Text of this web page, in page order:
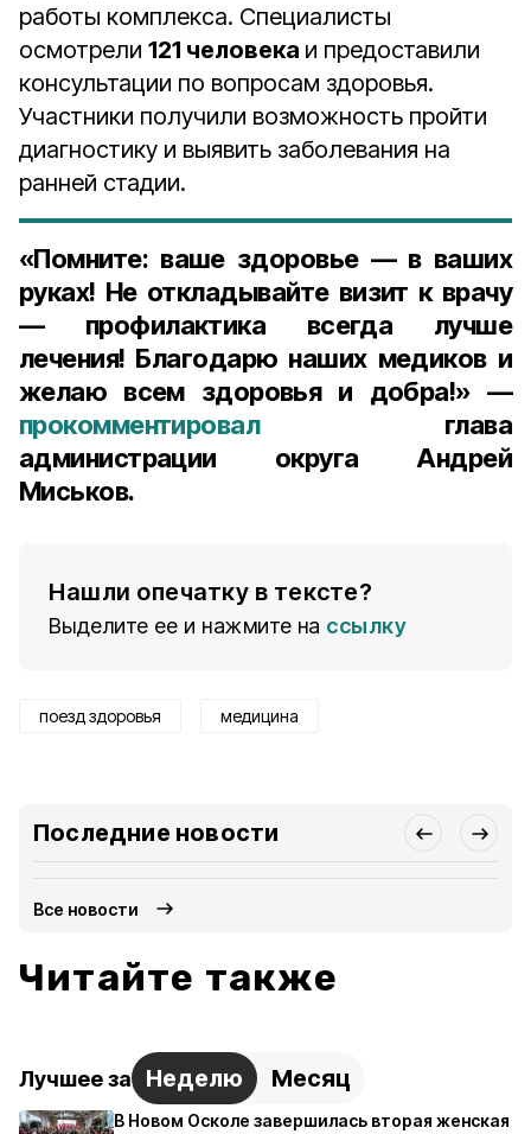
работы комплекса. Специалисты
осмотрели 121 человека и предоставили
консультации по вопросам здоровья.
Участники получили возможность пройти
диагностику и выявить заболевания на
ранней стадии.
«Помните: ваше здоровье — в ваших
руках! Не откладывайте визит к врачу
— профилактика всегда лучше
лечения! Благодарю наших медиков и
желаю всем здоровья и добра!» —
прокомментировалглава
администрации округа Андрей
Миськов.
Нашли опечатку в тексте?
Выделите ее и нажмите на ссылку
поезд здоровья медицина
Последние новости
Все новости
Читайте также
Лучшее за Неделю Месяц
В Новом Осколе завершилась вторая женская